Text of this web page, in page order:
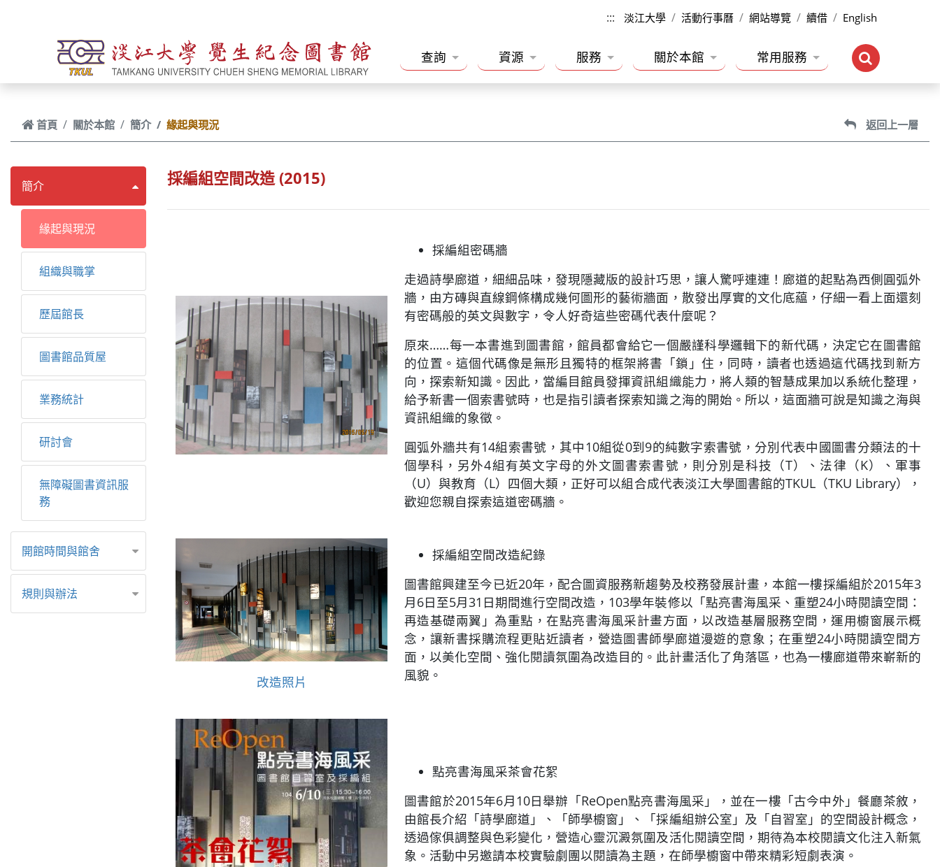
::: 淡江大學 活動行事曆 網站導覽 續借 English
查詢 資源 服務 關於本館 常用服務
首頁 關於本館 簡介 緣起與現況 返回上一層
簡介
緣起與現況
組織與職掌
歷屆館長
圖書館品質屋
業務統計
研討會
無障礙圖書資訊服
務
開館時間與館舍
規則與辦法
採編組空間改造 (2015)
採編組密碼牆
走過詩學廊道，細細品味，發現隱藏版的設計巧思，讓人驚呼連連！廊道的起點為西側圓弧外
牆，由方磚與直線鋼條構成幾何圖形的藝術牆面，散發出厚實的文化底藴，仔細一看上面還刻
有密碼般的英文與數字，令人好奇這些密碼代表什麼呢？
原來……每一本書進到圖書館，館員都會給它一個嚴謹科學邏輯下的新代碼，決定它在圖書館
的位置。這個代碼像是無形且獨特的框架將書「鎖」住，同時，讀者也透過這代碼找到新方
向，探索新知識。因此，當編目館員發揮資訊組織能力，將人類的智慧成果加以系統化整理，
給予新書一個索書號時，也是指引讀者探索知識之海的開始。所以，這面牆可說是知識之海與
資訊組織的象徵。
圓弧外牆共有14組索書號，其中10組從0到9的純數字索書號，分別代表中國圖書分類法的十
個學科，另外4組有英文字母的外文圖書索書號，則分別是科技（T）、法律（K）、軍事
（U）與教育（L）四個大類，正好可以組合成代表淡江大學圖書館的TKUL（TKU Library），
歡迎您親自探索這道密碼牆。
改造照片
採編組空間改造紀錄
圖書館興建至今已近20年，配合圖資服務新趨勢及校務發展計畫，本館一樓採編組於2015年3
月6日至5月31日期間進行空間改造，103學年裝修以「點亮書海風采、重塑24小時閱讀空間：
再造基礎兩翼」為重點，在點亮書海風采計畫方面，以改造基層服務空間，運用櫥窗展示概
念，讓新書採購流程更貼近讀者，營造圖書師學廊道漫遊的意象；在重塑24小時閱讀空間方
面，以美化空間、強化閱讀氛圍為改造目的。此計畫活化了角落區，也為一樓廊道帶來嶄新的
風貌。
點亮書海風采茶會花絮
圖書館於2015年6月10日舉辦「ReOpen點亮書海風采」，並在一樓「古今中外」餐廳茶敘，
由館長介紹「詩學廊道」、「師學櫥窗」、「採編組辦公室」及「自習室」的空間設計概念，
透過傢俱調整與色彩變化，營造心靈沉澱氛圍及活化閱讀空間，期待為本校閱讀文化注入新氣
象。活動中另邀請本校實驗劇團以閱讀為主題，在師學櫥窗中帶來精彩短劇表演。